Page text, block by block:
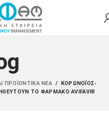
ΠΡΟΪΟΝΤΙΚΆ ΝΈΑ /
ΚΟΡΩΝΟΪΌΣ-
ΤΟ ΦΆΡΜΑΚΟ AVIFAVIR